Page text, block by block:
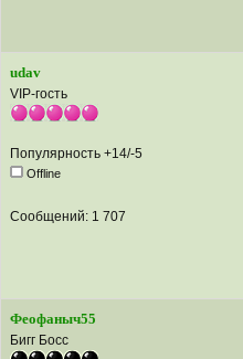
udav
VIP-гость
Популярность +14/-5
Offline
Сообщений: 1 707
Феофаныч55
Бигг Босс